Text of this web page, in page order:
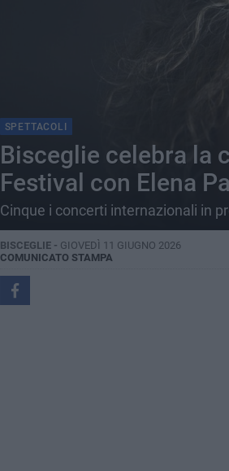
SPETTACOLI
Bisceglie celebra la
Festival con Elena
Cinque i concerti internazionali in
BISCEGLIE - GIOVEDÌ 11 GIUGNO 2026
COMUNICATO STAMPA